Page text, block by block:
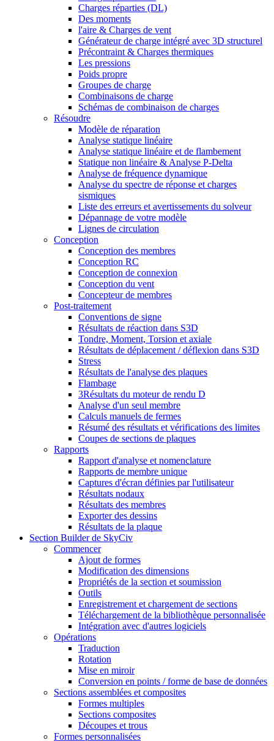
Charges réparties (DL)
Des moments
l'aire & Charges de vent
Générateur de charge intégré avec 3D structurel
Précontraint & Charges thermiques
Les pressions
Poids propre
Groupes de charge
Combinaisons de charge
Schémas de combinaison de charges
Résoudre
Modèle de réparation
Analyse statique linéaire
Analyse statique linéaire et de flambement
Statique non linéaire & Analyse P-Delta
Analyse de fréquence dynamique
Analyse du spectre de réponse et charges
sismiques
Liste des erreurs et avertissements du solveur
Dépannage de votre modèle
Lignes de circulation
Conception
Conception des membres
Conception RC
Conception de connexion
Conception du vent
Concepteur de membres
Post-traitement
Conventions de signe
Résultats de réaction dans S3D
Tondre, Moment, Torsion et axiale
Résultats de déplacement / déflexion dans S3D
Stress
Résultats de l'analyse des plaques
Flambage
3Résultats du moteur de rendu D
Analyse d'un seul membre
Calculs manuels de fermes
Résumé des résultats et vérifications des limites
Coupes de sections de plaques
Rapports
Rapport d'analyse et nomenclature
Rapports de membre unique
Captures d'écran définies par l'utilisateur
Résultats nodaux
Résultats des membres
Exporter des dessins
Résultats de la plaque
Section Builder de SkyCiv
Commencer
Ajout de formes
Modification des dimensions
Propriétés de la section et soumission
Outils
Enregistrement et chargement de sections
Téléchargement de la bibliothèque personnalisée
Intégration avec d'autres logiciels
Opérations
Traduction
Rotation
Mise en miroir
Conversion en points / forme de base de données
Sections assemblées et composites
Formes multiples
Sections composites
Découpes et trous
Formes personnalisées